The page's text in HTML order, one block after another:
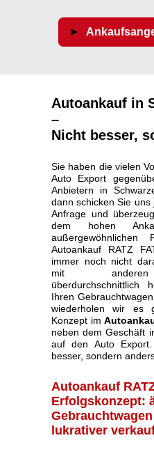
Autoankauf in
–
Nicht besser,
Sie haben die vielen
Auto Export
Anbietern in
dann schicken Sie
Anfrage und
dem hohen
außergewöhnlichen
Autoankauf RATZ
immer noch nicht
mit anderen
überdurchschnittlich
Ihren
wiederholen wir es
Konzept im
neben dem Geschäft
auf den Auto
besser, sondern
Autoankauf
Erfolgskonzept:
lukrativer